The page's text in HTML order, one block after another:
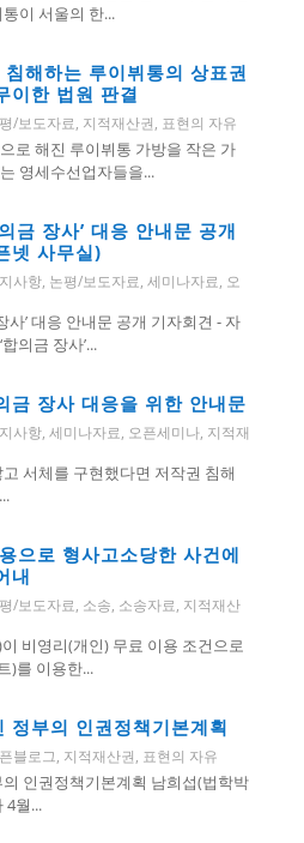
이 서울의 한...
해하는 루이뷔통의 상표권
이한 법원 판결
/보도자료, 지적재산권, 표현의 자유
로 해진 루이뷔통 가방을 작은 가
영세수선업자들을...
금 장사’ 대응 안내문 공개
넷 사무실)
사항, 논평/보도자료, 세미나자료, 오
사’ 대응 안내문 공개 기자회견 - 자
의금 장사’...
금 장사 대응을 위한 안내문
사항, 세미나자료, 오픈세미나, 지적재
서체를 구현했다면 저작권 침해
으로 형사고소당한 사건에
내
/보도자료, 소송, 소송자료, 지적재산
비영리(개인) 무료 이용 조건으로
)를 이용한...
정부의 인권정책기본계획
블로그, 지적재산권, 표현의 자유
인권정책기본계획 남희섭(법학박
4월...